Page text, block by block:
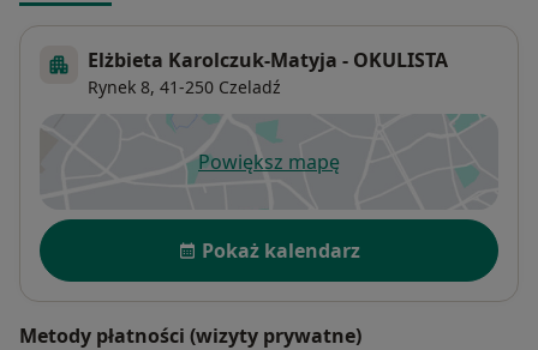
Elżbieta Karolczuk-Matyja - OKULISTA
Rynek 8, 41-250 Czeladź
Powiększ mapęotwiera się w nowej karcie
Dostępność
Pokaż kalendarz
Metody płatności (wizyty prywatne)